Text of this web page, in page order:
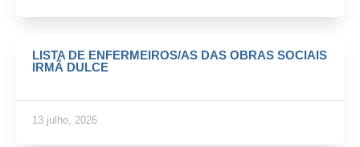
LISTA DE ENFERMEIROS/AS DAS OBRAS SOCIAIS
IRMÃ DULCE
13 julho, 2026